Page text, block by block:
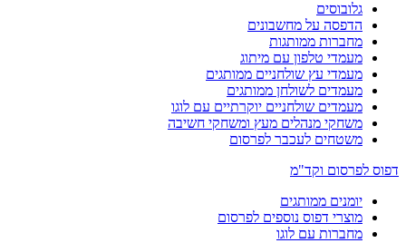
גלובוסים
הדפסה על מחשבונים
מחברות ממותגות
מעמדי טלפון עם מיתוג
מעמדי עץ שולחניים ממותגים
מעמדים לשולחן ממותגים
מעמדים שולחניים יוקרתיים עם לוגו
משחקי מנהלים מעץ ומשחקי חשיבה
משטחים לעכבר לפרסום
דפוס לפרסום וקד"מ
יומנים ממותגים
מוצרי דפוס נוספים לפרסום
מחברות עם לוגו